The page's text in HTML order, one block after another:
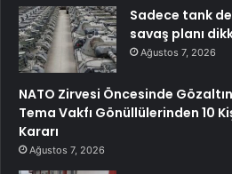
Sadece tank
savaş planı
Ağustos 7, 2026
NATO Zirvesi Öncesinde
Tema Vakfı Gönüllülerinden 10
Kararı
Ağustos 7, 2026